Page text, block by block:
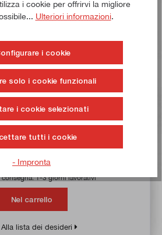
riga in vetro a 4 assi per F205-V
n:
21808
lordo:
6,05 kg
786,50 €*
1-3 giorni lavorativi **
Nel carrello
Alla lista dei desideri
i cookie per offrirvi la migliore
Ulteriori informazioni.
i cookie
solo i cookie funzionali
i cookie selezionati
tutti i cookie
- Impronta